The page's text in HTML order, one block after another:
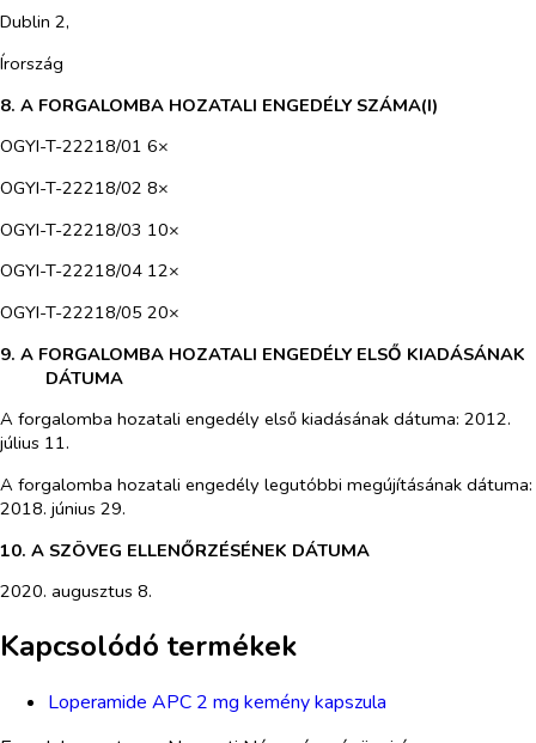
Dublin 2,
Írország
8. A FORGALOMBA HOZATALI ENGEDÉLY SZÁMA(I)
OGYI-T-22218/01 6×
OGYI-T-22218/02 8×
OGYI-T-22218/03 10×
OGYI-T-22218/04 12×
OGYI-T-22218/05 20×
9. A FORGALOMBA HOZATALI ENGEDÉLY ELSŐ KIADÁSÁNAK
DÁTUMA
A forgalomba hozatali engedély első kiadásának dátuma: 2012.
július 11.
A forgalomba hozatali engedély legutóbbi megújításának dátuma:
2018. június 29.
10. A SZÖVEG ELLENŐRZÉSÉNEK DÁTUMA
2020. augusztus 8.
Kapcsolódó termékek
Loperamide APC 2 mg kemény kapszula